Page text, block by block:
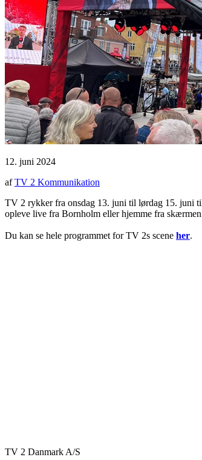
12. juni 2024
afTV 2 Kommunikation
TV 2 rykker fra onsdag 13. juni til lørdag 15. juni
opleve live fra Bornholm eller hjemme fra
Du kan se hele programmet for TV 2s scene her.
TV 2 Danmark A/S